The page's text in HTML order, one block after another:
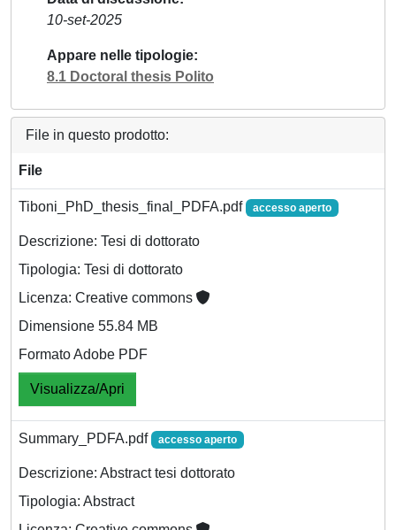
10-set-2025
Appare nelle tipologie
8.1 Doctoral thesis Polito
File in questo prodotto:
File
Tiboni_PhD_thesis_final_PDFA.pdf accesso aperto
Descrizione: Tesi di dottorato
Tipologia: Tesi di dottorato
Licenza: Creative commons
Dimensione 55.84 MB
Formato Adobe PDF
Visualizza/Apri
Summary_PDFA.pdf accesso aperto
Descrizione: Abstract tesi dottorato
Tipologia: Abstract